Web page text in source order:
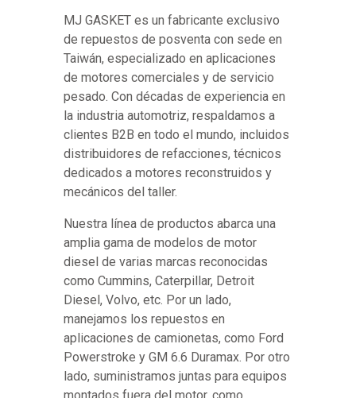
MJ GASKET es un fabricante exclusivo
de repuestos de posventa con sede en
Taiwán, especializado en aplicaciones
de motores comerciales y de servicio
pesado. Con décadas de experiencia en
la industria automotriz, respaldamos a
clientes B2B en todo el mundo, incluidos
distribuidores de refacciones, técnicos
dedicados a motores reconstruidos y
mecánicos del taller.
Nuestra línea de productos abarca una
amplia gama de modelos de motor
diesel de varias marcas reconocidas
como Cummins, Caterpillar, Detroit
Diesel, Volvo, etc. Por un lado,
manejamos los repuestos en
aplicaciones de camionetas, como Ford
Powerstroke y GM 6.6 Duramax. Por otro
lado, suministramos juntas para equipos